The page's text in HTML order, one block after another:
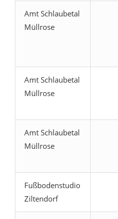
Amt Schlaubetal
Müllrose
Amt Schlaubetal
Müllrose
Amt Schlaubetal
Müllrose
Fußbodenstudio
Ziltendorf